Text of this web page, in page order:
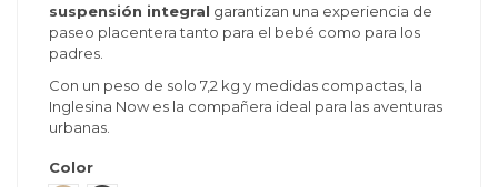
suspensión integral garantizan una experiencia de
paseo placentera tanto para el bebé como para los
padres.
Con un peso de solo 7,2 kg y medidas compactas, la
Inglesina Now es la compañera ideal para las aventuras
urbanas.
Color